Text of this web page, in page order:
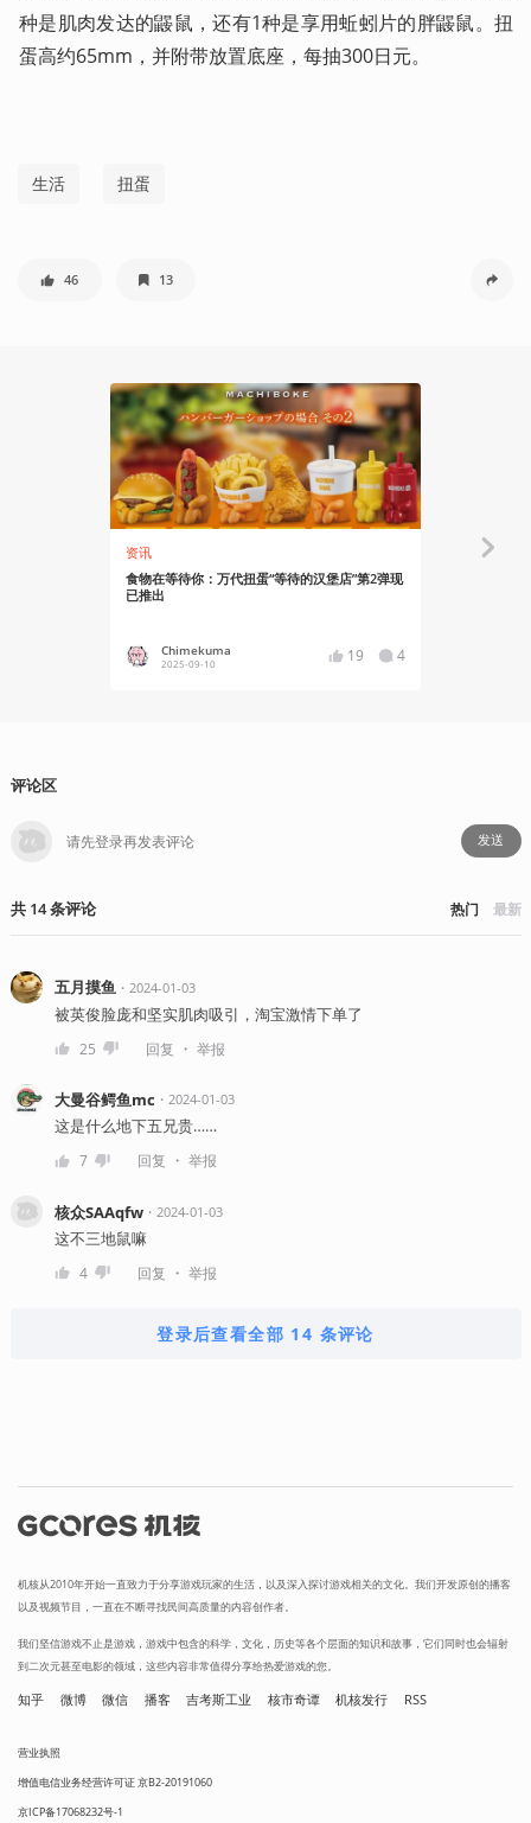
种是肌肉发达的鼹鼠，还有1种是享用蚯蚓片的胖鼹鼠。扭
蛋高约65mm，并附带放置底座，每抽300日元。
生活 扭蛋
46 13
资讯
食物在等待你：万代扭蛋“等待的汉堡店”第2弹现
已推出
Chimekuma
2025-09-10 19 4
评论区
发送
共 14条评论 热门 最新
五月摸鱼 ・ 2024-01-03
被英俊脸庞和坚实肌肉吸引，淘宝激情下单了
25 回复 ・ 举报
大曼谷鳄鱼mc ・ 2024-01-03
这是什么地下五兄贵……
7 回复 ・ 举报
核众SAAqfw・ 2024-01-03
这不三地鼠嘛
4 回复 ・ 举报
登录后查看全部 14 条评论
机核从2010年开始一直致力于分享游戏玩家的生活，以及深入探讨游戏相关的文化。我们开发原创的播客
以及视频节目，一直在不断寻找民间高质量的内容创作者。
我们坚信游戏不止是游戏，游戏中包含的科学，文化，历史等各个层面的知识和故事，它们同时也会辐射
到二次元甚至电影的领域，这些内容非常值得分享给热爱游戏的您。
知乎 微博 微信 播客 吉考斯工业 核市奇谭 机核发行 RSS
营业执照
增值电信业务经营许可证 京B2-20191060
京ICP备17068232号-1